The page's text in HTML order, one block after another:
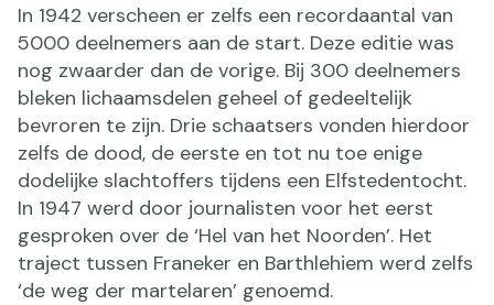
In 1942 verscheen er zelfs een recordaantal van
5000 deelnemers aan de start. Deze editie was
nog zwaarder dan de vorige. Bij 300 deelnemers
bleken lichaamsdelen geheel of gedeeltelijk
bevroren te zijn. Drie schaatsers vonden hierdoor
zelfs de dood, de eerste en tot nu toe enige
dodelijke slachtoffers tijdens een Elfstedentocht.
In 1947 werd door journalisten voor het eerst
gesproken over de ‘Hel van het Noorden’. Het
traject tussen Franeker en Barthlehiem werd zelfs
‘de weg der martelaren’ genoemd.